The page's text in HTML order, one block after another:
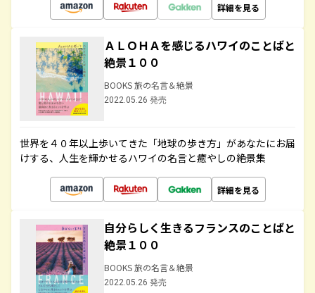
詳細を見る
ＡＬＯＨＡを感じるハワイのことばと
絶景１００
BOOKS 旅の名言＆絶景
2022.05.26 発売
世界を４０年以上歩いてきた「地球の歩き方」があなたにお届
けする、人生を輝かせるハワイの名言と癒やしの絶景集
詳細を見る
自分らしく生きるフランスのことばと
絶景１００
BOOKS 旅の名言＆絶景
2022.05.26 発売